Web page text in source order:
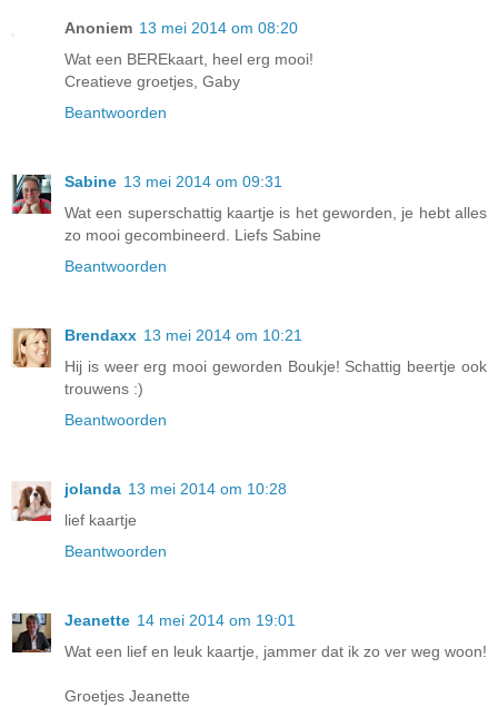
Anoniem 13 mei 2014 om 08:20
Wat een BEREkaart, heel erg mooi!
Creatieve groetjes, Gaby
Beantwoorden
Sabine 13 mei 2014 om 09:31
Wat een superschattig kaartje is het geworden, je hebt alles
zo mooi gecombineerd. Liefs Sabine
Beantwoorden
Brendaxx 13 mei 2014 om 10:21
Hij is weer erg mooi geworden Boukje! Schattig beertje ook
trouwens :)
Beantwoorden
jolanda 13 mei 2014 om 10:28
lief kaartje
Beantwoorden
Jeanette 14 mei 2014 om 19:01
Wat een lief en leuk kaartje, jammer dat ik zo ver weg woon!
Groetjes Jeanette